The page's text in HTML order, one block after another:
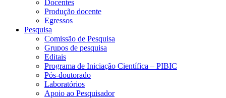
Docentes
Produção docente
Egressos
Pesquisa
Comissão de Pesquisa
Grupos de pesquisa
Editais
Programa de Iniciação Científica – PIBIC
Pós-doutorado
Laboratórios
Apoio ao Pesquisador